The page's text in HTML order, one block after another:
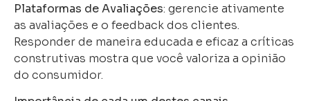
Plataformas de Avaliações: gerencie ativamente
as avaliações e o feedback dos clientes.
Responder de maneira educada e eficaz a críticas
construtivas mostra que você valoriza a opinião
do consumidor.